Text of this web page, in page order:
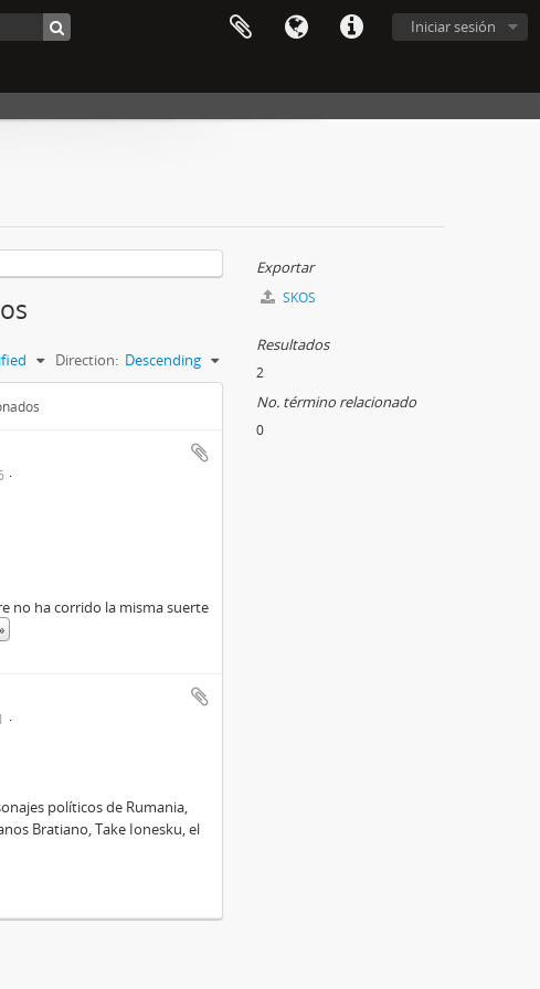
Iniciar sesión
Direction: Descending
no ha corrido la misma suerte
políticos de Rumania,
Bratiano, Take Ionesku, el
Exportar
SKOS
Resultados
2
No. término relacionado
0